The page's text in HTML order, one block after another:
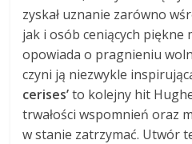
zyskał uznanie zarówno
jak i osób ceniących piękne
opowiada o pragnieniu
czyni ją niezwykle
cerises’to kolejny hit
trwałości wspomnień oraz
w stanie zatrzymać. Utwór